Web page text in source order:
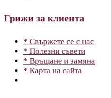
Грижи за клиента
* Свържете се с нас
* Полезни съвети
* Връщане и замяна
* Карта на сайта